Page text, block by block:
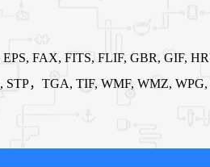
FAX, FITS, FLIF, GBR, GIF,
，TGA, TIF, WMF, WMZ,